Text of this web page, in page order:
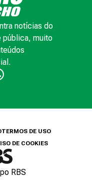
notícias do
pública, muito
TERMOS DE USO
DE COOKIES
RBS